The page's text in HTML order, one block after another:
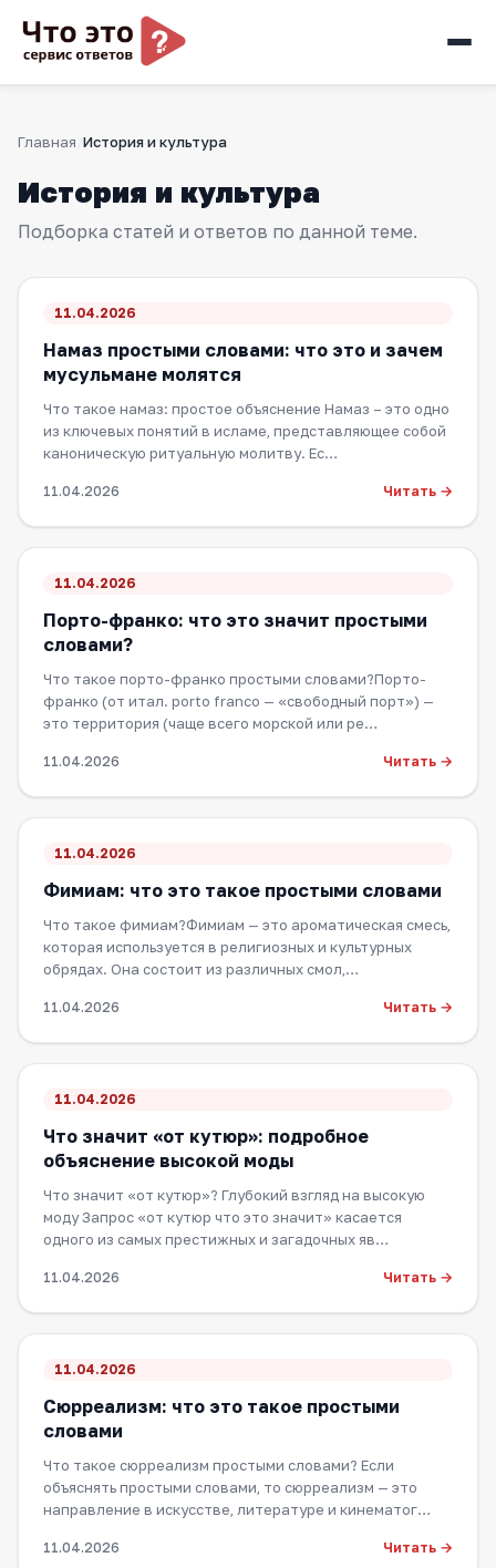
Главная История и культура
История и культура
Подборка статей и ответов по данной теме.
11.04.2026
Намаз простыми словами: что это и зачем
мусульмане молятся
Что такое намаз: простое объяснение Намаз – это одно
из ключевых понятий в исламе, представляющее собой
каноническую ритуальную молитву. Ес…
11.04.2026 Читать →
11.04.2026
Порто-франко: что это значит простыми
словами?
Что такое порто-франко простыми словами?Порто-
франко (от итал. porto franco — «свободный порт») —
это территория (чаще всего морской или ре…
11.04.2026 Читать →
11.04.2026
Фимиам: что это такое простыми словами
Что такое фимиам?Фимиам — это ароматическая смесь,
которая используется в религиозных и культурных
обрядах. Она состоит из различных смол,…
11.04.2026 Читать →
11.04.2026
Что значит «от кутюр»: подробное
объяснение высокой моды
Что значит «от кутюр»? Глубокий взгляд на высокую
моду Запрос «от кутюр что это значит» касается
одного из самых престижных и загадочных яв…
11.04.2026 Читать →
11.04.2026
Сюрреализм: что это такое простыми
словами
Что такое сюрреализм простыми словами? Если
объяснять простыми словами, то сюрреализм — это
направление в искусстве, литературе и кинематог…
11.04.2026 Читать →